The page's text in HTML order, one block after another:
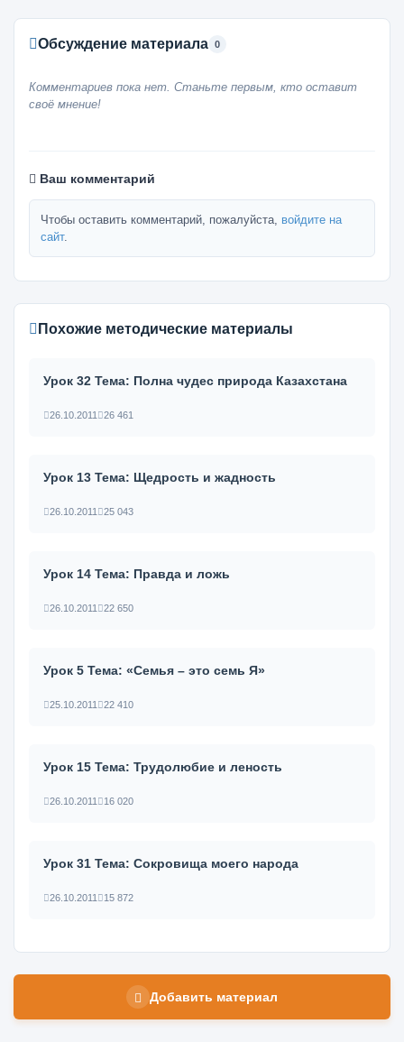
Обсуждение материала 0
Комментариев пока нет. Станьте первым, кто оставит
своё мнение!
Ваш комментарий
Чтобы оставить комментарий, пожалуйста, войдите на
сайт.
Похожие методические материалы
Урок 32 Тема: Полна чудес природа Казахстана
26.10.2011 26 461
Урок 13 Тема: Щедрость и жадность
26.10.2011 25 043
Урок 14 Тема: Правда и ложь
26.10.2011 22 650
Урок 5 Тема: «Семья – это семь Я»
25.10.2011 22 410
Урок 15 Тема: Трудолюбие и леность
26.10.2011 16 020
Урок 31 Тема: Сокровища моего народа
26.10.2011 15 872
Добавить материал